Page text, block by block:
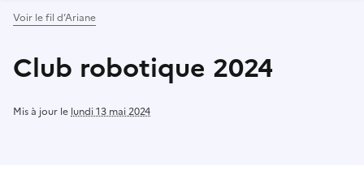
Voir le fil d’Ariane
Club robotique 2024
Mis à jour le lundi 13 mai 2024